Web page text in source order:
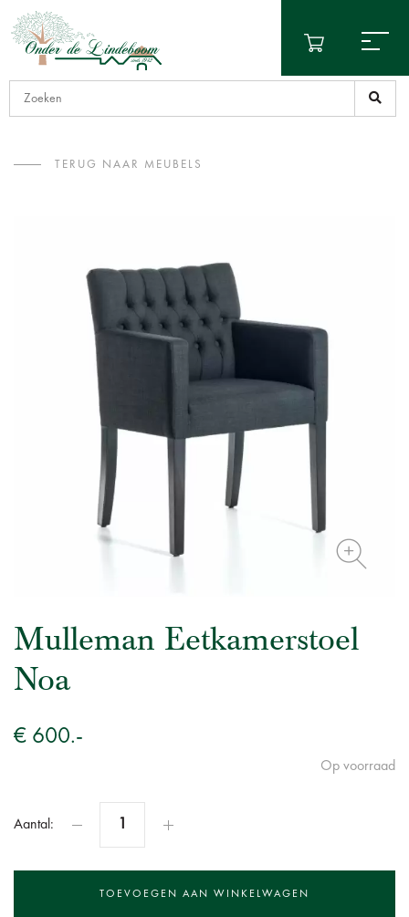
TERUG NAAR MEUBELS
Mulleman Eetkamerstoel
Noa
€ 600.-
Op voorraad
Aantal: